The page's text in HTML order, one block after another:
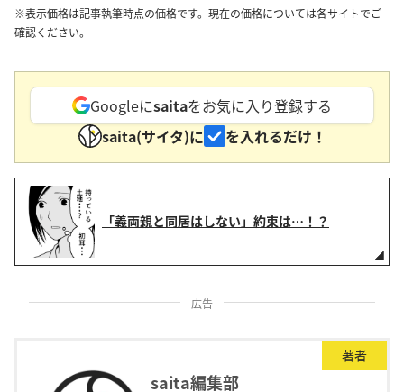
※表示価格は記事執筆時点の価格です。現在の価格については各サイトでご
確認ください。
Googleにsaitaをお気に入り登録する
saita(サイタ)に
を入れるだけ！
「義両親と同居はしない」約束は…！？
広告
著者
saita編集部